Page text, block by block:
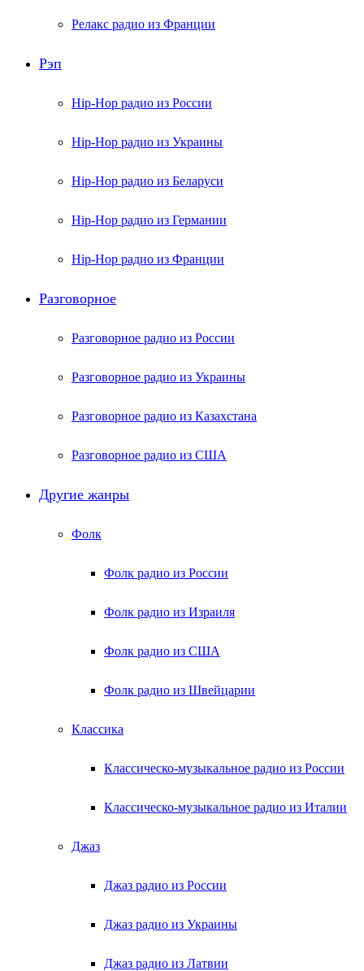
Релакс радио из Франции
Рэп
Hip-Hop радио из России
Hip-Hop радио из Украины
Hip-Hop радио из Беларуси
Hip-Hop радио из Германии
Hip-Hop радио из Франции
Разговорное
Разговорное радио из России
Разговорное радио из Украины
Разговорное радио из Казахстана
Разговорное радио из США
Другие жанры
Фолк
Фолк радио из России
Фолк радио из Израиля
Фолк радио из США
Фолк радио из Швейцарии
Классика
Классическо-музыкальное радио из России
Классическо-музыкальное радио из Италии
Джаз
Джаз радио из России
Джаз радио из Украины
Джаз радио из Латвии